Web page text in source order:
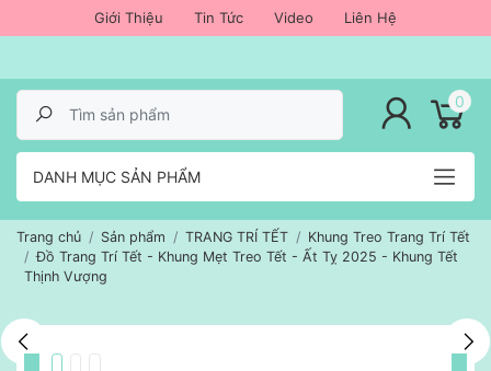
Giới Thiệu Tin Tức Video Liên Hệ
DANH MỤC SẢN PHẨM
0
Trang chủ Sản phẩm TRANG TRÍ TẾT
Khung Treo Trang Trí Tết
Đồ Trang Trí Tết - Khung Mẹt Treo Tết - Ất Tỵ 2025 - Khung Tết
Thịnh Vượng